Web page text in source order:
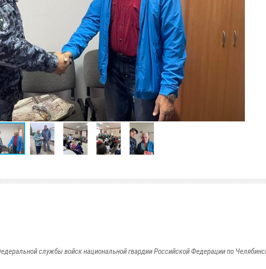
службы войск национальной гвардии Российской Федерации по